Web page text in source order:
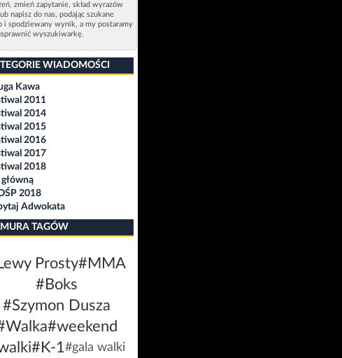
zmień zapytanie, skład wyrazów
napisz do nas, podając szukane
i spodziewany wynik, a my postaramy
wyszukiwarkę.
WIADOMOŚCI
Kawa
2011
2014
2015
2016
2017
2018
główną
2018
Adwokata
TAGÓW
Prosty#MMA
#Boks
#Szymon Dusza
#weekend
#K-1#gala walki